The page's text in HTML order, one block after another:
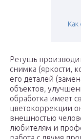
Как
Ретушь
снимка (яркости,
его деталей
объектов,
обработка имеет
цветокоррекции
внешностью
любителям и